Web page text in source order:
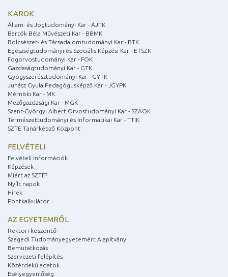
KAROK
Állam- és Jogtudományi Kar - ÁJTK
Bartók Béla Művészeti Kar - BBMK
Bölcsészet- és Társadalomtudományi Kar - BTK
Egészségtudományi és Szociális Képzési Kar - ETSZK
Fogorvostudományi Kar - FOK
Gazdaságtudományi Kar - GTK
Gyógyszerésztudományi Kar - GYTK
Juhász Gyula Pedagógusképző Kar - JGYPK
Mérnöki Kar - MK
Mezőgazdasági Kar - MGK
Szent-Györgyi Albert Orvostudományi Kar - SZAOK
Természettudományi és Informatikai Kar - TTIK
SZTE Tanárképző Központ
FELVÉTELI
Felvételi információk
Képzések
Miért az SZTE?
Nyílt napok
Hírek
Pontkalkulátor
AZ EGYETEMRŐL
Rektori köszöntő
Szegedi Tudományegyetemért Alapítvány
Bemutatkozás
Szervezeti felépítés
Közérdekű adatok
Esélyegyenlőség